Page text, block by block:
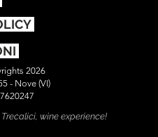
2026
- Nove (VI)
wine experience!